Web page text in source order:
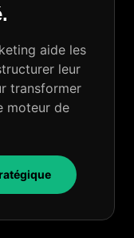
aide les
leur
transformer
moteur de